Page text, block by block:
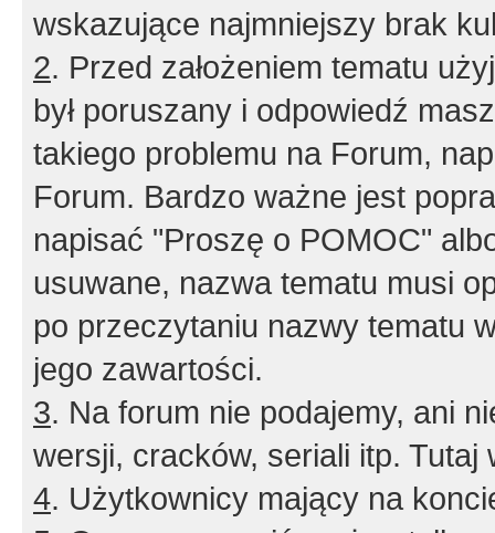
wskazujące najmniejszy brak
2. Przed założeniem tematu
był poruszany i odpowiedź
takiego problemu na Forum,
Forum. Bardzo ważne jest
napisać "Proszę o POMOC"
usuwane, nazwa tematu musi
po przeczytaniu nazwy tematu
jego zawartości.
3. Na forum nie podajemy, ani
wersji, cracków, seriali itp. Tutaj
4. Użytkownicy mający na